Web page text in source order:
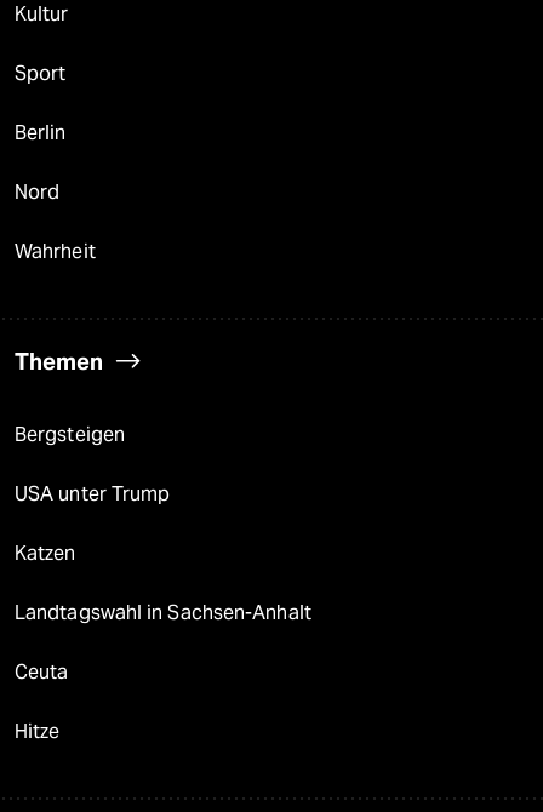
Kultur
Sport
Berlin
Nord
Wahrheit
Themen
Bergsteigen
USA unter Trump
Katzen
Landtagswahl in Sachsen-Anhalt
Ceuta
Hitze